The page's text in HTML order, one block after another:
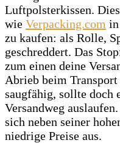
Luftpolsterkissen.
wie Verpacking.com
zu kaufen: als Rolle,
geschreddert. Das
zum einen deine
Abrieb beim
saugfähig, sollte doch
Versandweg
sich neben seiner
niedrige Preise aus.